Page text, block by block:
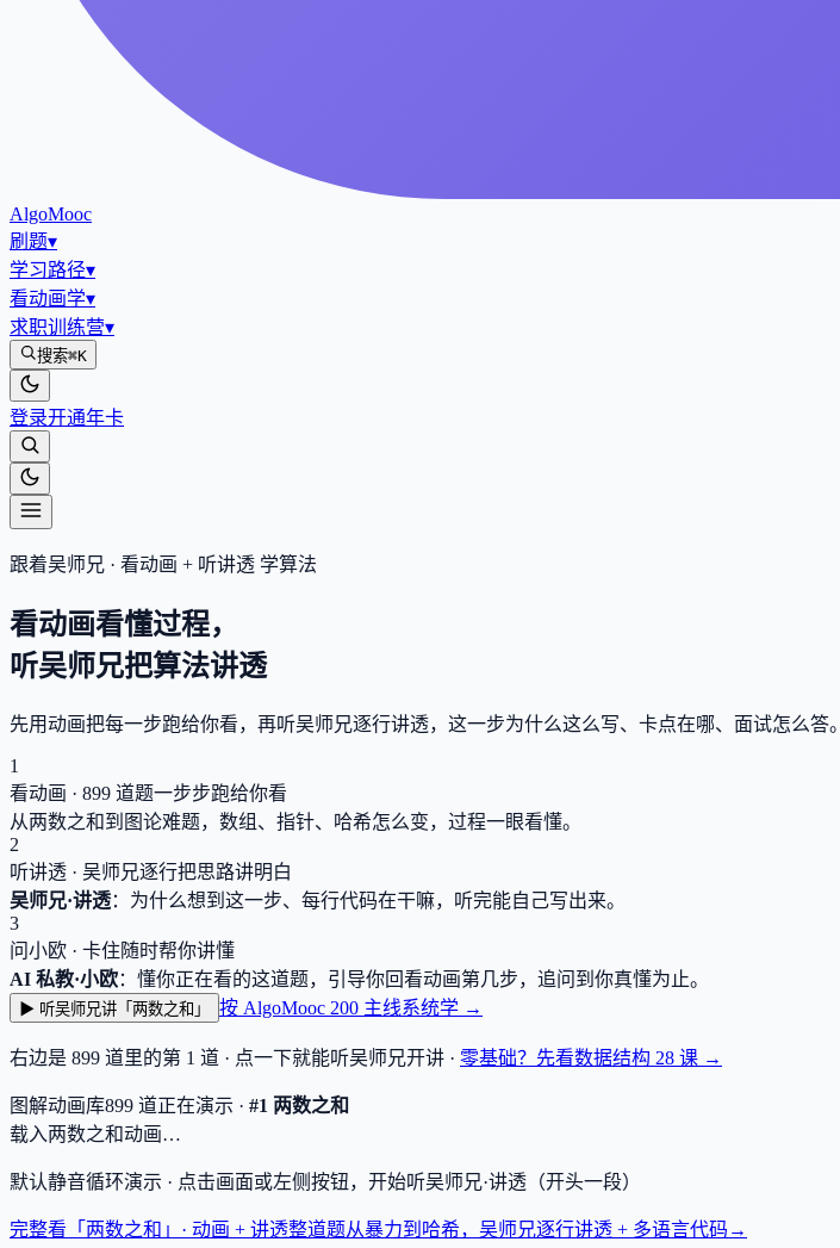
AlgoMooc
刷题▾
学习路径▾
看动画学▾
求职训练营▾
搜索⌘K
登录开通年卡
跟着吴师兄 · 看动画 + 听讲透 学算法
看动画看懂过程，
听吴师兄把算法讲透
先用动画把每一步跑给你看，再听吴师兄逐行讲透，这一步为什么这么写、卡点在哪、面试怎么答。
1
看动画 · 899 道题一步步跑给你看
从两数之和到图论难题，数组、指针、哈希怎么变，过程一眼看懂。
2
听讲透 · 吴师兄逐行把思路讲明白
吴师兄·讲透：为什么想到这一步、每行代码在干嘛，听完能自己写出来。
3
问小欧 · 卡住随时帮你讲懂
AI 私教·小欧：懂你正在看的这道题，引导你回看动画第几步，追问到你真懂为止。
▶ 听吴师兄讲「两数之和」 按 AlgoMooc 200 主线系统学 →
右边是 899 道里的第 1 道 · 点一下就能听吴师兄开讲 · 零基础？先看数据结构 28 课 →
图解动画库899 道正在演示 · #1 两数之和
载入两数之和动画…
默认静音循环演示 · 点击画面或左侧按钮，开始听吴师兄·讲透（开头一段）
完整看「两数之和」· 动画 + 讲透整道题从暴力到哈希，吴师兄逐行讲透 + 多语言代码 →